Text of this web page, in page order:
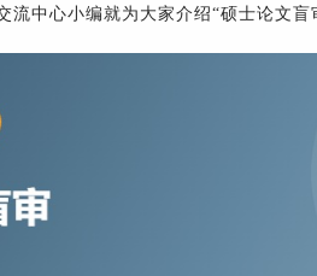
流中心小编就为大家介绍“硕士论文盲